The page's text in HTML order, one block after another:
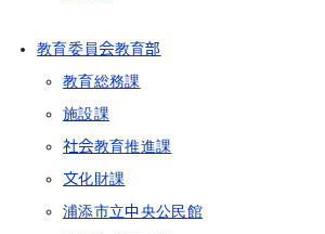
教育委員会教育部
教育総務課
施設課
社会教育推進課
文化財課
浦添市立中央公民館